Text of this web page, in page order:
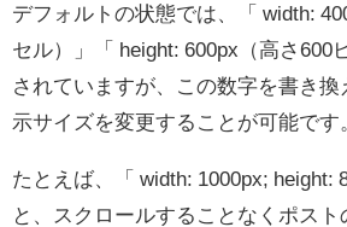
デフォルトの状態では、「 width:
セル）」「 height: 600px（高さ600
されていますが、この数字を書き
示サイズを変更することが可能です
たとえば、「 width: 1000px; height:
と、スクロールすることなくポス